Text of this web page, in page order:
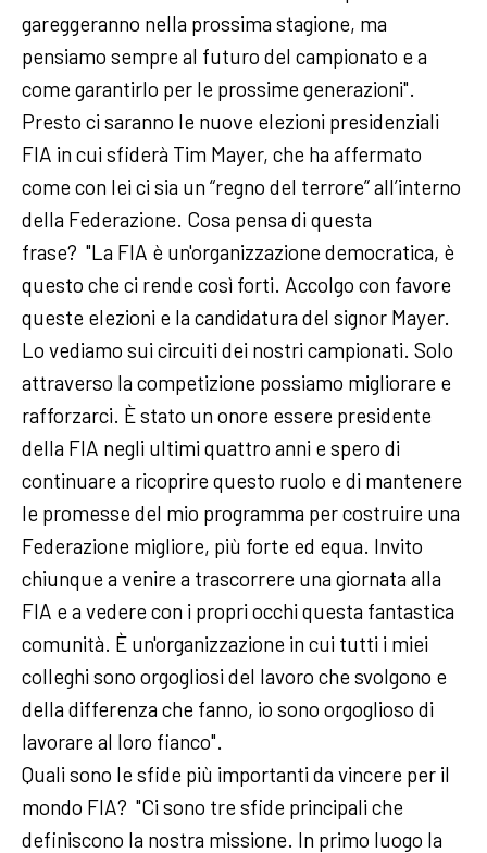
gareggeranno nella prossima stagione, ma
pensiamo sempre al futuro del campionato e a
come garantirlo per le prossime generazioni".
Presto ci saranno le nuove elezioni presidenziali
FIA in cui sfiderà Tim Mayer, che ha affermato
come con lei ci sia un “regno del terrore” all’interno
della Federazione. Cosa pensa di questa
frase? "La FIA è un'organizzazione democratica, è
questo che ci rende così forti. Accolgo con favore
queste elezioni e la candidatura del signor Mayer.
Lo vediamo sui circuiti dei nostri campionati. Solo
attraverso la competizione possiamo migliorare e
rafforzarci. È stato un onore essere presidente
della FIA negli ultimi quattro anni e spero di
continuare a ricoprire questo ruolo e di mantenere
le promesse del mio programma per costruire una
Federazione migliore, più forte ed equa. Invito
chiunque a venire a trascorrere una giornata alla
FIA e a vedere con i propri occhi questa fantastica
comunità. È un'organizzazione in cui tutti i miei
colleghi sono orgogliosi del lavoro che svolgono e
della differenza che fanno, io sono orgoglioso di
lavorare al loro fianco".
Quali sono le sfide più importanti da vincere per il
mondo FIA? "Ci sono tre sfide principali che
definiscono la nostra missione. In primo luogo la